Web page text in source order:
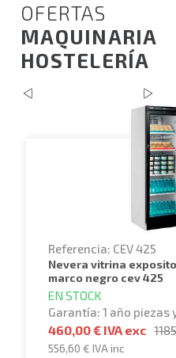
OFERTAS
MAQUINARIA
HOSTELERÍA
Referencia: CEV 425
nevera vitrina expositora blanca con
marco negro cev 425
EN STOCK
Garantía: 1 año piezas
460,00 € IVA exc
556,60 €IVA inc